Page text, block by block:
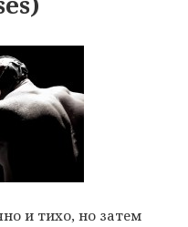
и тихо, но затем